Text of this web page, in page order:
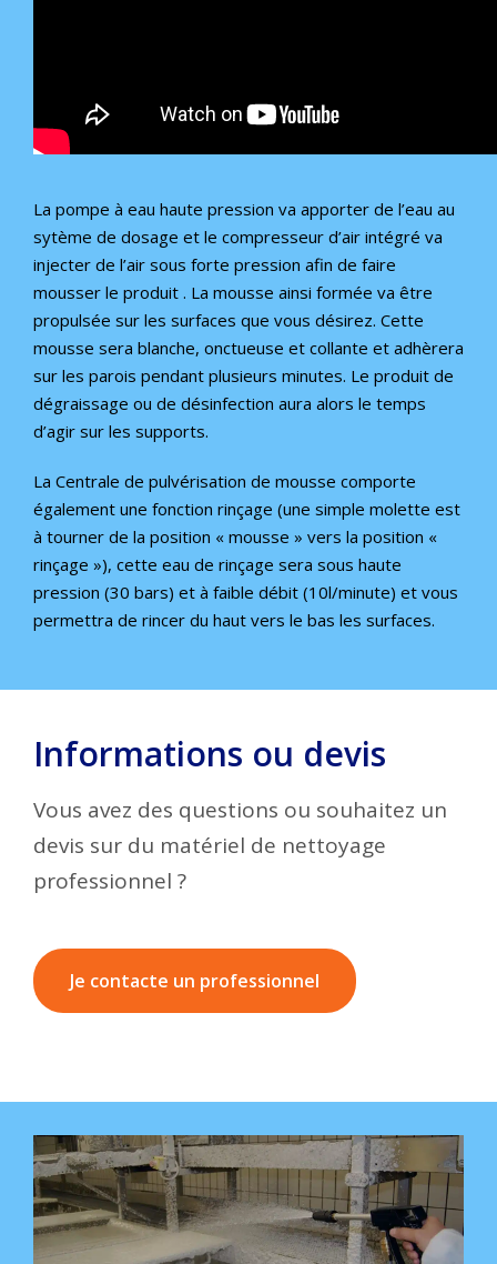
La pompe à eau haute pression va apporter de l’eau au
sytème de dosage et le compresseur d’air intégré va
injecter de l’air sous forte pression afin de faire
mousser le produit . La mousse ainsi formée va être
propulsée sur les surfaces que vous désirez. Cette
mousse sera blanche, onctueuse et collante et adhèrera
sur les parois pendant plusieurs minutes. Le produit de
dégraissage ou de désinfection aura alors le temps
d’agir sur les supports.
La Centrale de pulvérisation de mousse comporte
également une fonction rinçage (une simple molette est
à tourner de la position « mousse » vers la position «
rinçage »), cette eau de rinçage sera sous haute
pression (30 bars) et à faible débit (10l/minute) et vous
permettra de rincer du haut vers le bas les surfaces.
Informations ou devis
Vous avez des questions ou souhaitez un
devis sur du matériel de nettoyage
professionnel ?
Je contacte un professionnel